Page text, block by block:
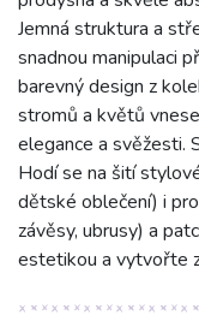
Jemná struktura a
snadnou manipulaci
barevný design z
stromů a květů
elegance a svěžesti.
Hodí se na šití
dětské oblečení) i
závěsy, ubrusy) a
estetikou a vytvořte